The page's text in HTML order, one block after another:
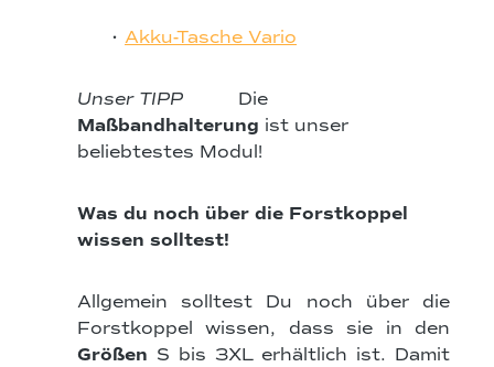
• Akku-Tasche Vario
Unser TIPP Die
Maßbandhalterung ist unser
beliebtestes Modul!
Was du noch über die Forstkoppel
wissen solltest!
Allgemein solltest Du noch über die
Forstkoppel wissen, dass sie in den
Größen S bis 3XL erhältlich ist. Damit